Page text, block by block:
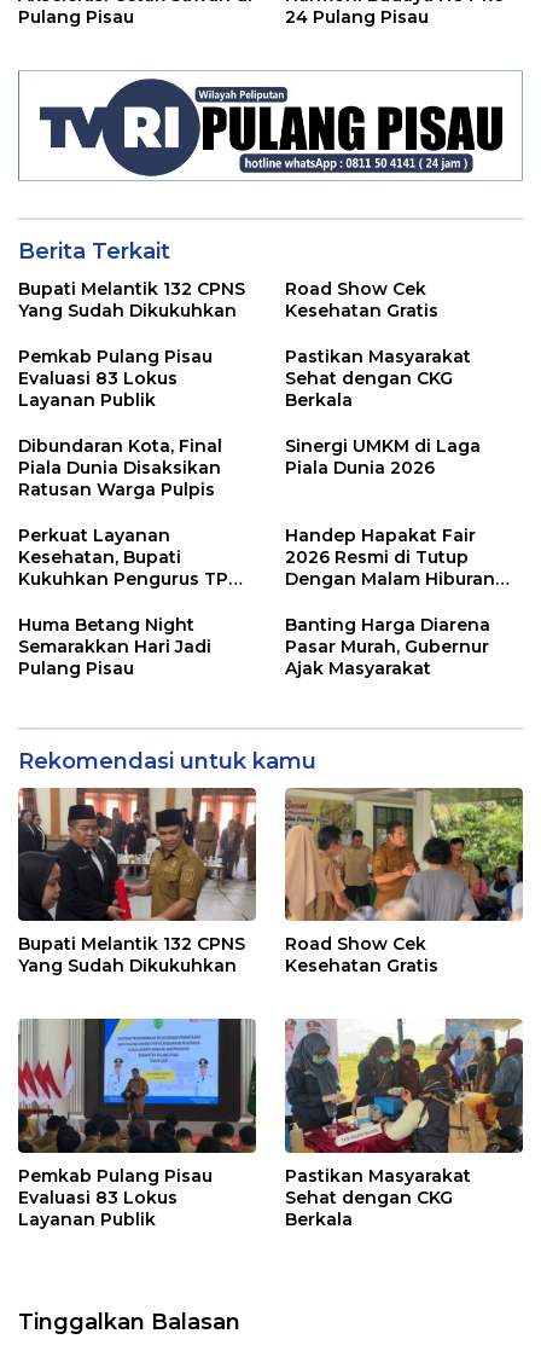
Pulang Pisau
24 Pulang Pisau
Berita Terkait
Bupati Melantik 132 CPNS
Yang Sudah Dikukuhkan
Road Show Cek
Kesehatan Gratis
Pemkab Pulang Pisau
Evaluasi 83 Lokus
Layanan Publik
Pastikan Masyarakat
Sehat dengan CKG
Berkala
Dibundaran Kota, Final
Piala Dunia Disaksikan
Ratusan Warga Pulpis
Sinergi UMKM di Laga
Piala Dunia 2026
Perkuat Layanan
Kesehatan, Bupati
Kukuhkan Pengurus TP
Handep Hapakat Fair
2026 Resmi di Tutup
Dengan Malam Hiburan
Huma Betang Night
Semarakkan Hari Jadi
Pulang Pisau
Banting Harga Diarena
Pasar Murah, Gubernur
Ajak Masyarakat
Rekomendasi untuk kamu
Bupati Melantik 132 CPNS
Yang Sudah Dikukuhkan
Road Show Cek
Kesehatan Gratis
Pemkab Pulang Pisau
Evaluasi 83 Lokus
Layanan Publik
Pastikan Masyarakat
Sehat dengan CKG
Berkala
Tinggalkan Balasan